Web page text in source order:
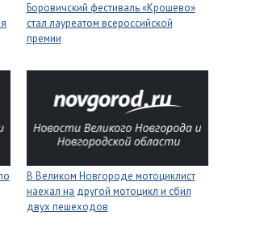
Боровичский фестиваль «Крошево»
стал лауреатом всероссийской
премии
В Великом Новгороде мотоциклист
наехал на другой мотоцикл и сбил
двух пешеходов